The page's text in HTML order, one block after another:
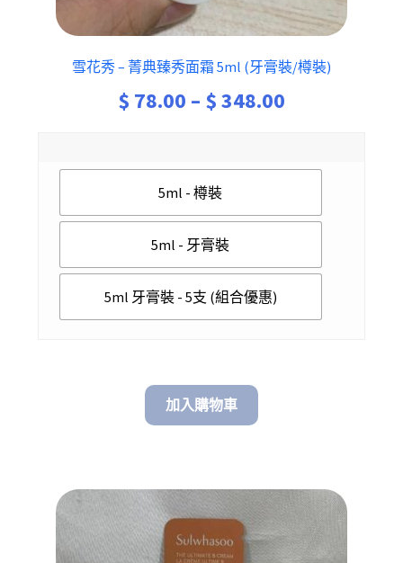
雪花秀 – 菁典臻秀面霜 5ml (牙膏裝/樽裝)
$ 78.00 – $348.00
$ 78.00
5ml - 樽裝
5ml - 牙膏裝
5ml 牙膏裝 - 5支 (組合優惠)
加入購物車